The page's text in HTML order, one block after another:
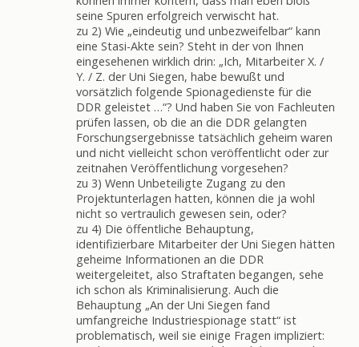
seine Spuren erfolgreich verwischt hat.
zu 2) Wie „eindeutig und unbezweifelbar“ kann
eine Stasi-Akte sein? Steht in der von Ihnen
eingesehenen wirklich drin: „Ich, Mitarbeiter X. /
Y. / Z. der Uni Siegen, habe bewußt und
vorsätzlich folgende Spionagedienste für die
DDR geleistet …“? Und haben Sie von Fachleuten
prüfen lassen, ob die an die DDR gelangten
Forschungsergebnisse tatsächlich geheim waren
und nicht vielleicht schon veröffentlicht oder zur
zeitnahen Veröffentlichung vorgesehen?
zu 3) Wenn Unbeteiligte Zugang zu den
Projektunterlagen hatten, können die ja wohl
nicht so vertraulich gewesen sein, oder?
zu 4) Die öffentliche Behauptung,
identifizierbare Mitarbeiter der Uni Siegen hätten
geheime Informationen an die DDR
weitergeleitet, also Straftaten begangen, sehe
ich schon als Kriminalisierung. Auch die
Behauptung „An der Uni Siegen fand
umfangreiche Industriespionage statt“ ist
problematisch, weil sie einige Fragen impliziert: